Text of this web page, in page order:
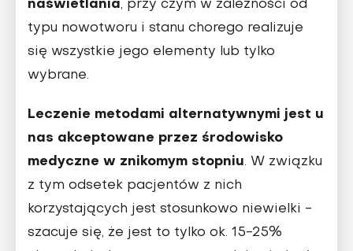
naświetlania, przy czym w zależności od
typu nowotworu i stanu chorego realizuje
się wszystkie jego elementy lub tylko
wybrane.
Leczenie metodami alternatywnymi jest u
nas akceptowane przez środowisko
medyczne w znikomym stopniu. W związku
z tym odsetek pacjentów z nich
korzystających jest stosunkowo niewielki -
szacuje się, że jest to tylko ok. 15-25%